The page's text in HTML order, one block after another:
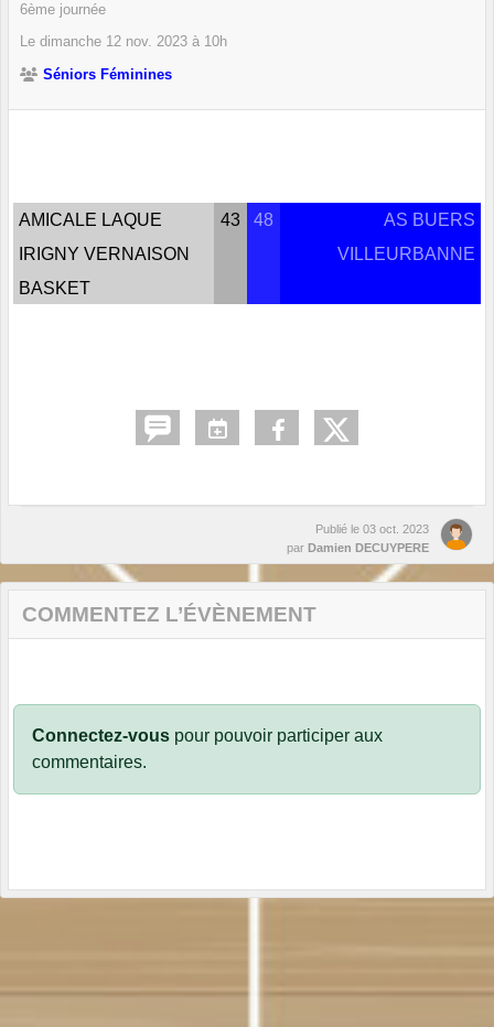
6ème journée
Le dimanche 12 nov. 2023 à 10h
Séniors Féminines
AMICALE LAQUE
IRIGNY VERNAISON
BASKET
43 48
AS BUERS
VILLEURBANNE
Publié le 03 oct. 2023
par Damien DECUYPERE
COMMENTEZ L’ÉVÈNEMENT
Connectez-vous pour pouvoir participer aux
commentaires.